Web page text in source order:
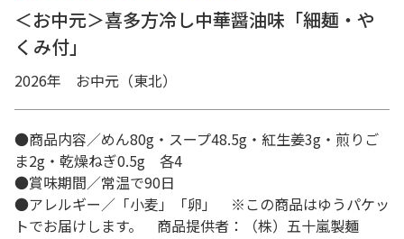
＜お中元＞喜多方冷し中華醤油味「細麺・や
くみ付」
2026年 お中元（東北）
●商品内容／めん80g・スープ48.5g・紅生姜3g・煎りご
ま2g・乾燥ねぎ0.5g 各4
●賞味期間／常温で90日
●アレルギー／「小麦」「卵」 ※この商品はゆうパケッ
トでお届けします。 商品提供者：（株）五十嵐製麺